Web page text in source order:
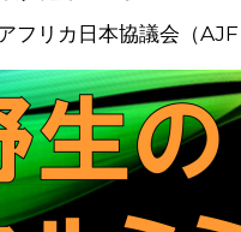
フリカ日本協議会（AJF